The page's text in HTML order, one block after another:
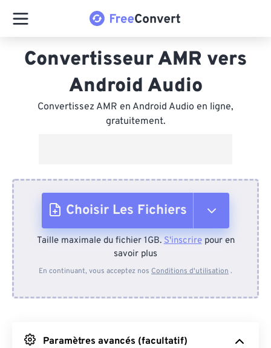
Convertisseur AMR vers
Android Audio
Convertissez AMR en Android Audio en ligne,
gratuitement.
Choisir Les Fichiers
Depuis l'appareil
Depuis Google Drive
Taille maximale du fichier 1GB.S'inscrirepour en
savoir plus
En continuant, vous acceptez nos Conditions d'utilisation .
Paramètres avancés (facultatif)